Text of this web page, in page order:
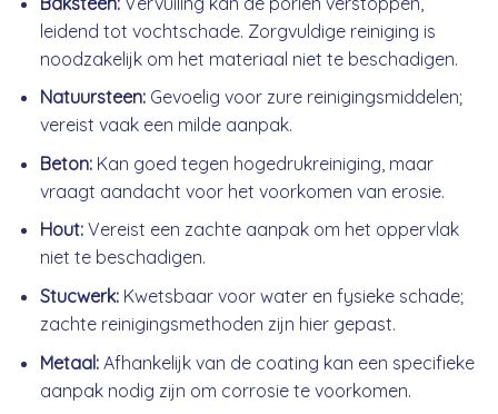
leidend tot vochtschade. Zorgvuldige reiniging is
noodzakelijk om het materiaal niet te beschadigen.
Natuursteen:Gevoelig voor zure reinigingsmiddelen;
vereist vaak een milde aanpak.
Beton:Kan goed tegen hogedrukreiniging, maar
vraagt aandacht voor het voorkomen van erosie.
Hout:Vereist een zachte aanpak om het oppervlak
niet te beschadigen.
Stucwerk:Kwetsbaar voor water en fysieke schade;
zachte reinigingsmethoden zijn hier gepast.
Metaal:Afhankelijk van de coating kan een specifieke
aanpak nodig zijn om corrosie te voorkomen.